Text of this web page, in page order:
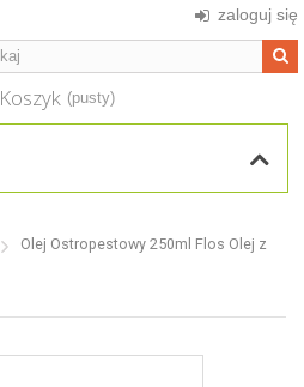
zaloguj się
Koszyk (pusty)
Olej Ostropestowy 250ml Flos Olej z